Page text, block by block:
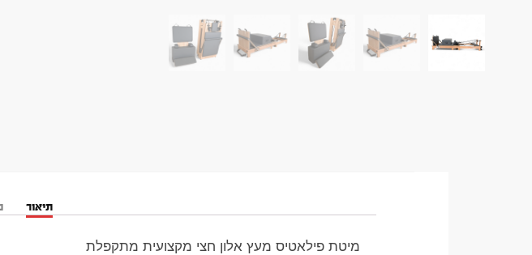
תיאור
מיטת פילאטיס מעץ אלון חצי מקצועית מתקפלת